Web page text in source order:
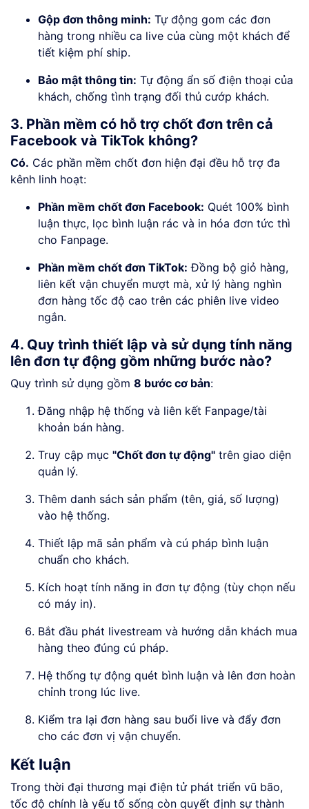
Gộp đơn thông minh: Tự động gom các đơn
hàng trong nhiều ca live của cùng một khách để
tiết kiệm phí ship.
Bảo mật thông tin: Tự động ẩn số điện thoại của
khách, chống tình trạng đối thủ cướp khách.
3. Phần mềm có hỗ trợ chốt đơn trên cả
Facebook và TikTok không?
Có. Các phần mềm chốt đơn hiện đại đều hỗ trợ đa
kênh linh hoạt:
Phần mềm chốt đơn Facebook: Quét 100% bình
luận thực, lọc bình luận rác và in hóa đơn tức thì
cho Fanpage.
Phần mềm chốt đơn TikTok: Đồng bộ giỏ hàng,
liên kết vận chuyển mượt mà, xử lý hàng nghìn
đơn hàng tốc độ cao trên các phiên live video
ngắn.
4. Quy trình thiết lập và sử dụng tính năng
lên đơn tự động gồm những bước nào?
Quy trình sử dụng gồm 8 bước cơ bản:
Đăng nhập hệ thống và liên kết Fanpage/tài
khoản bán hàng.
Truy cập mục "Chốt đơn tự động" trên giao diện
quản lý.
Thêm danh sách sản phẩm (tên, giá, số lượng)
vào hệ thống.
Thiết lập mã sản phẩm và cú pháp bình luận
chuẩn cho khách.
Kích hoạt tính năng in đơn tự động (tùy chọn nếu
có máy in).
Bắt đầu phát livestream và hướng dẫn khách mua
hàng theo đúng cú pháp.
Hệ thống tự động quét bình luận và lên đơn hoàn
chỉnh trong lúc live.
Kiểm tra lại đơn hàng sau buổi live và đẩy đơn
cho các đơn vị vận chuyển.
Kết luận
Trong thời đại thương mại điện tử phát triển vũ bão,
tốc độ chính là yếu tố sống còn quyết định sự thành